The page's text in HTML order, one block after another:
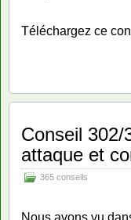
Téléchargez ce
Conseil 302/
attaque et
365 conseils
Nous avons vu